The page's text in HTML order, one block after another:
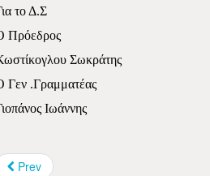
το Δ.Σ
Πρόεδρος
Σωκράτης
Γεν .Γραμματέας
Ιωάννης
Prev